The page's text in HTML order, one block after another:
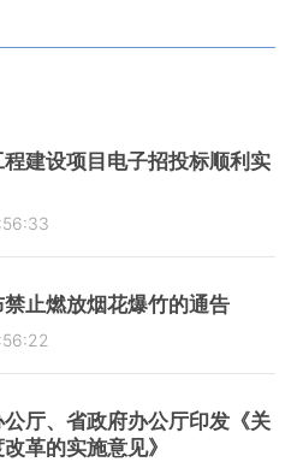
程建设项目电子招投标顺利实
禁止燃放烟花爆竹的通告
公厅、省政府办公厅印发《关
革的实施意见》